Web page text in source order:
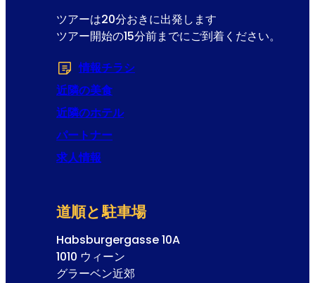
ツアーは20分おきに出発します
ツアー開始の15分前までにご到着ください。
情報チラシ
近隣の美食
近隣のホテル
パートナー
求人情報
道順と駐車場
Habsburgergasse 10A
1010 ウィーン
グラーベン近郊